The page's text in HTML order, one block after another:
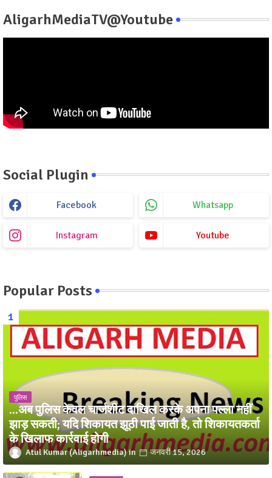
AligarhMediaTV@Youtube
Social Plugin
Facebook Whatsapp
Instagram Youtube
Popular Posts
पुलिस
...अब पुलिस केवल चार्जशीट दाखिल करके अपना पल्ला नहीं
झाड़ सकती; यदि शिकायत झूठी पाई जाती है, तो शिकायतकर्ता
के खिलाफ कार्रवाई होगी
Atul Kumar (Aligarhmedia) जनवरी 15, 2026